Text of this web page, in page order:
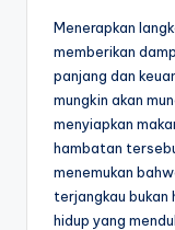
Menerapkan
memberikan
panjang dan
mungkin akan
menyiapkan
hambatan
menemukan
terjangkau bukan
hidup yang